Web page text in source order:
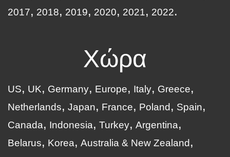
2017
2018 2019 2020 2021 2022
Χώρα
US UK Germany Europe Italy
Greece
Netherlands
Japan France Poland
Spain
Canada
Indonesia Turkey Argentina
Belarus
Korea
Australia & New Zealand